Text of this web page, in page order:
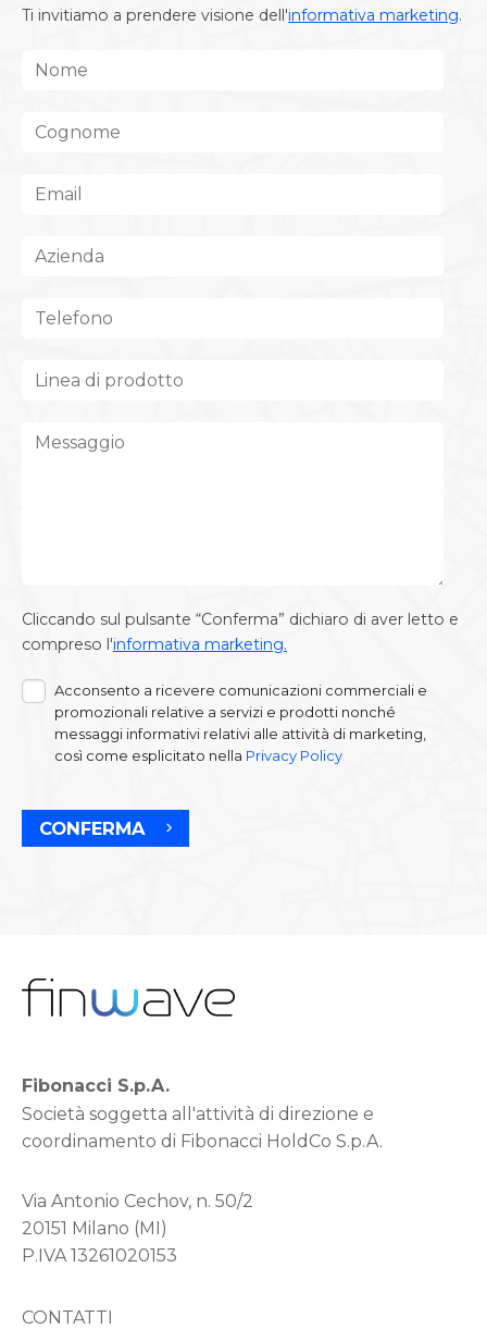
Ti invitiamo a prendere visione dell'informativa marketing.
Cliccando sul pulsante “Conferma” dichiaro di aver letto e
compreso l'informativa marketing.
Acconsento a ricevere comunicazioni commerciali e
promozionali relative a servizi e prodotti nonché
messaggi informativi relativi alle attività di marketing,
così come esplicitato nella Privacy Policy
CONFERMA
Fibonacci S.p.A.
Società soggetta all'attività di direzione e
coordinamento di Fibonacci HoldCo S.p.A.
Via Antonio Cechov, n. 50/2
20151 Milano (MI)
P.IVA 13261020153
CONTATTI